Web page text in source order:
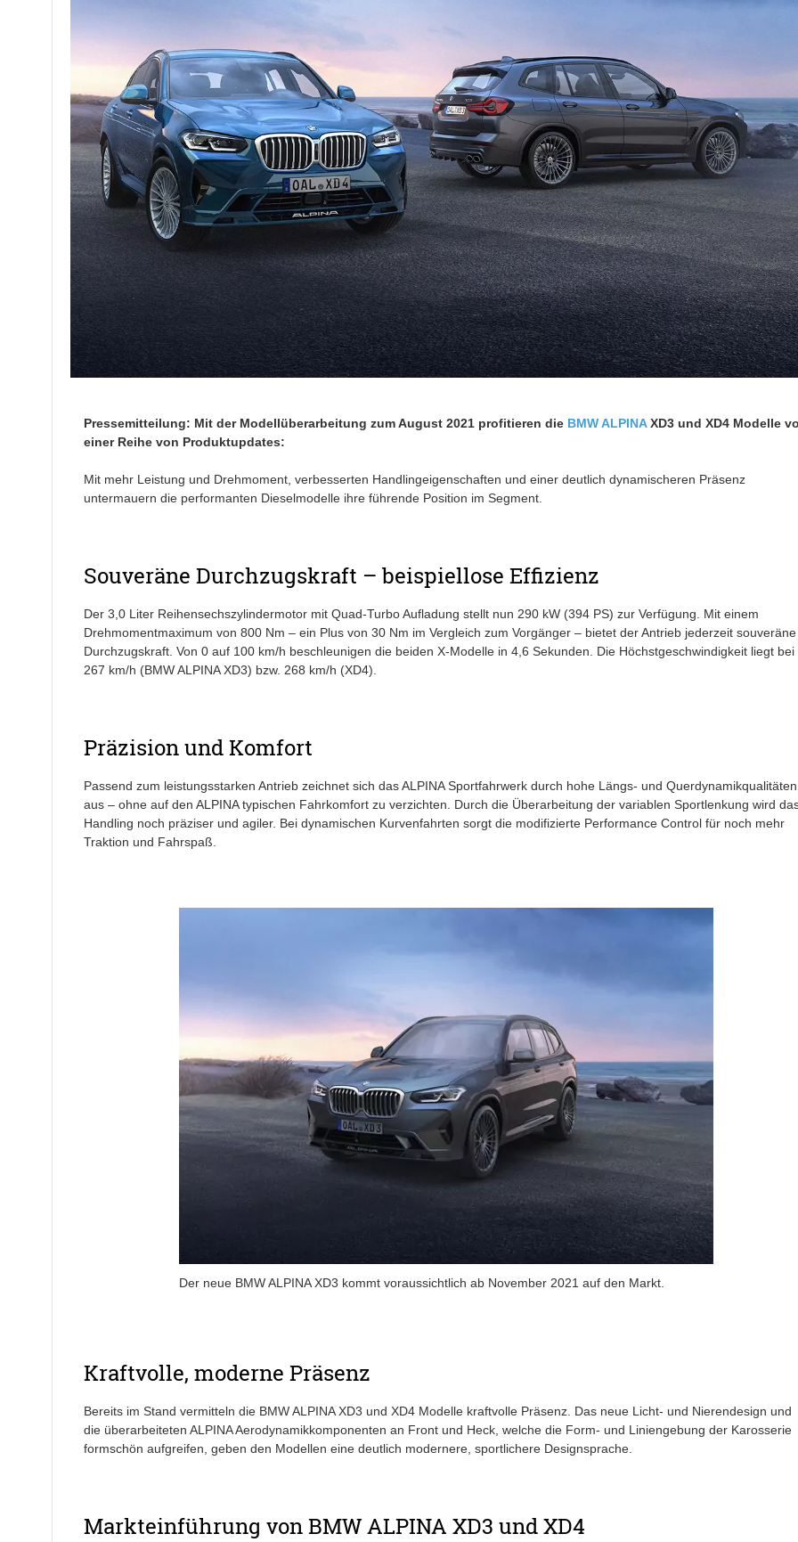
Pressemitteilung: Mit der Modellüberarbeitung zum August 2021 profitieren die BMW ALPINAXD3 und XD4 Modelle
einer Reihe von Produktupdates:
Mit mehr Leistung und Drehmoment, verbesserten Handlingeigenschaften und einer deutlich dynamischeren Präsenz
untermauern die performanten Dieselmodelle ihre führende Position im Segment.
Souveräne Durchzugskraft – beispiellose Effizienz
Der 3,0 Liter Reihensechszylindermotor mit Quad-Turbo Aufladung stellt nun 290 kW (394 PS) zur Verfügung. Mit einem
Drehmomentmaximum von 800 Nm – ein Plus von 30 Nm im Vergleich zum Vorgänger – bietet der Antrieb jederzeit souveräne
Durchzugskraft. Von 0 auf 100 km/h beschleunigen die beiden X-Modelle in 4,6 Sekunden. Die Höchstgeschwindigkeit liegt bei
267 km/h (BMW ALPINA XD3) bzw. 268 km/h (XD4).
Präzision und Komfort
Passend zum leistungsstarken Antrieb zeichnet sich das ALPINA Sportfahrwerk durch hohe Längs- und Querdynamikqualitäten
aus – ohne auf den ALPINA typischen Fahrkomfort zu verzichten. Durch die Überarbeitung der variablen Sportlenkung wird
Handling noch präziser und agiler. Bei dynamischen Kurvenfahrten sorgt die modifizierte Performance Control für noch mehr
Traktion und Fahrspaß.
Der neue BMW ALPINA XD3 kommt voraussichtlich ab November 2021 auf den Markt.
Kraftvolle, moderne Präsenz
Bereits im Stand vermitteln die BMW ALPINA XD3 und XD4 Modelle kraftvolle Präsenz. Das neue Licht- und Nierendesign und
die überarbeiteten ALPINA Aerodynamikkomponenten an Front und Heck, welche die Form- und Liniengebung der Karosserie
formschön aufgreifen, geben den Modellen eine deutlich modernere, sportlichere Designsprache.
Markteinführung von BMW ALPINA XD3 und XD4